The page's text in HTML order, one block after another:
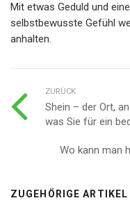
Mit etwas Geduld und
selbstbewusste Gefühl
anhalten.
ZURÜCK
Shein – der Ort,
was Sie für ein
Wo kann man
ZUGEHÖRIGE ARTIKEL